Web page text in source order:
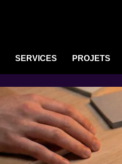
SERVICES PROJETS